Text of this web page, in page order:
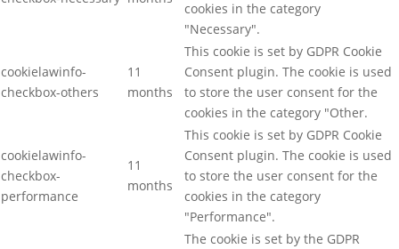
cookies in the category
"Necessary".
cookielawinfo-
checkbox-others
11
months
This cookie is set by GDPR Cookie
Consent plugin. The cookie is used
to store the user consent for the
cookies in the category "Other.
cookielawinfo-
checkbox-
performance
11
months
This cookie is set by GDPR Cookie
Consent plugin. The cookie is used
to store the user consent for the
cookies in the category
"Performance".
The cookie is set by the GDPR